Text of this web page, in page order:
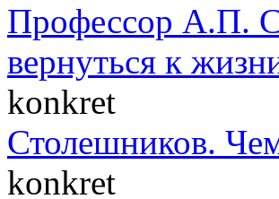
Профессор А.П.
вернуться к
konkret
Столешников.
konkret